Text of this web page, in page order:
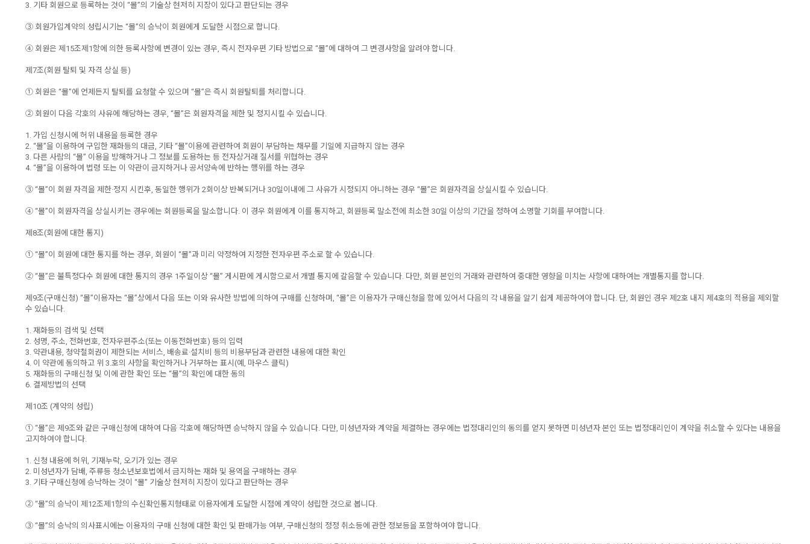
3. 기타 회원으로 등록하는 것이 “몰”의 기술상 현저히 지장이 있다고 판단되는 경우
③ 회원가입계약의 성립시기는 “몰”의 승낙이 회원에게 도달한 시점으로 합니다.
④ 회원은 제15조제1항에 의한 등록사항에 변경이 있는 경우, 즉시 전자우편 기타 방법으로 “몰”에 대하여 그 변경사항을 알려야 합니다.
제7조(회원 탈퇴 및 자격 상실 등)
① 회원은 “몰”에 언제든지 탈퇴를 요청할 수 있으며 “몰”은 즉시 회원탈퇴를 처리합니다.
② 회원이 다음 각호의 사유에 해당하는 경우, “몰”은 회원자격을 제한 및 정지시킬 수 있습니다.
1. 가입 신청시에 허위 내용을 등록한 경우
2. “몰”을 이용하여 구입한 재화등의 대금, 기타 “몰”이용에 관련하여 회원이 부담하는 채무를 기일에 지급하지 않는 경우
3. 다른 사람의 “몰” 이용을 방해하거나 그 정보를 도용하는 등 전자상거래 질서를 위협하는 경우
4. “몰”을 이용하여 법령 또는 이 약관이 금지하거나 공서양속에 반하는 행위를 하는 경우
③ “몰”이 회원 자격을 제한·정지 시킨후, 동일한 행위가 2회이상 반복되거나 30일이내에 그 사유가 시정되지 아니하는 경우 “몰”은 회원자격을 상실시킬 수 있습니다.
④ “몰”이 회원자격을 상실시키는 경우에는 회원등록을 말소합니다. 이 경우 회원에게 이를 통지하고, 회원등록 말소전에 최소한 30일 이상의 기간을 정하여 소명할 기회를 부여합니다.
제8조(회원에 대한 통지)
① “몰”이 회원에 대한 통지를 하는 경우, 회원이 “몰”과 미리 약정하여 지정한 전자우편 주소로 할 수 있습니다.
② “몰”은 불특정다수 회원에 대한 통지의 경우 1주일이상 “몰” 게시판에 게시함으로서 개별 통지에 갈음할 수 있습니다. 다만, 회원 본인의 거래와 관련하여 중대한 영향을 미치는 사항에 대하여는 개별통지를 합니다.
제9조(구매신청) “몰”이용자는 “몰”상에서 다음 또는 이와 유사한 방법에 의하여 구매를 신청하며, “몰”은 이용자가 구매신청을 함에 있어서 다음의 각 내용을 알기 쉽게 제공하여야 합니다. 단, 회원인 경우 제2호 내지 제4호의 적용을 제외할
수 있습니다.
1. 재화등의 검색 및 선택
2. 성명, 주소, 전화번호, 전자우편주소(또는 이동전화번호) 등의 입력
3. 약관내용, 청약철회권이 제한되는 서비스, 배송료·설치비 등의 비용부담과 관련한 내용에 대한 확인
4. 이 약관에 동의하고 위 3.호의 사항을 확인하거나 거부하는 표시(예, 마우스 클릭)
5. 재화등의 구매신청 및 이에 관한 확인 또는 “몰”의 확인에 대한 동의
6. 결제방법의 선택
제10조 (계약의 성립)
① “몰”은 제9조와 같은 구매신청에 대하여 다음 각호에 해당하면 승낙하지 않을 수 있습니다. 다만, 미성년자와 계약을 체결하는 경우에는 법정대리인의 동의를 얻지 못하면 미성년자 본인 또는 법정대리인이 계약을 취소할 수 있다는 내용을
고지하여야 합니다.
1. 신청 내용에 허위, 기재누락, 오기가 있는 경우
2. 미성년자가 담배, 주류등 청소년보호법에서 금지하는 재화 및 용역을 구매하는 경우
3. 기타 구매신청에 승낙하는 것이 “몰” 기술상 현저히 지장이 있다고 판단하는 경우
② “몰”의 승낙이 제12조제1항의 수신확인통지형태로 이용자에게 도달한 시점에 계약이 성립한 것으로 봅니다.
③ “몰”의 승낙의 의사표시에는 이용자의 구매 신청에 대한 확인 및 판매가능 여부, 구매신청의 정정 취소등에 관한 정보등을 포함하여야 합니다.